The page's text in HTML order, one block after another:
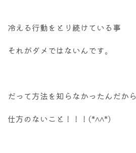
冷える行動をとり続けている事
それがダメではないんです。
だって方法を知らなかったんだから
仕方のないこと！！！(*^^*)